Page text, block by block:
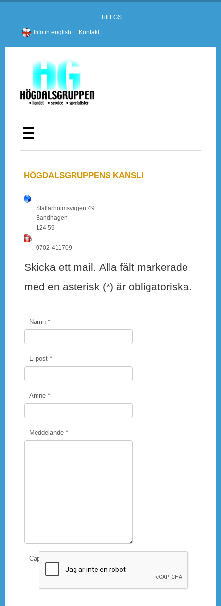
Till FGS
Info in english Kontakt
HÖGDALSGRUPPENS KANSLI
Stallarholmsvägen 49
Bandhagen
124 59
0702-411709
Skicka ett mail. Alla fält markerade
med en asterisk (*) är obligatoriska.
Namn *
E-post *
Ämne *
Meddelande *
Captcha